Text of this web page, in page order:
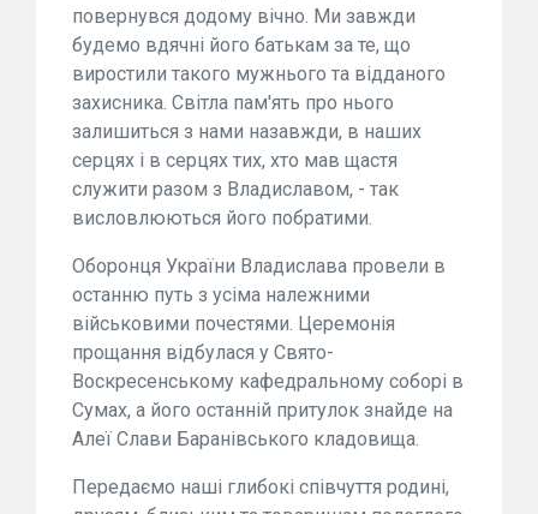
повернувся додому вічно. Ми завжди
будемо вдячні його батькам за те, що
виростили такого мужнього та відданого
захисника. Світла пам'ять про нього
залишиться з нами назавжди, в наших
серцях і в серцях тих, хто мав щастя
служити разом з Владиславом, - так
висловлюються його побратими.
Оборонця України Владислава провели в
останню путь з усіма належними
військовими почестями. Церемонія
прощання відбулася у Свято-
Воскресенському кафедральному соборі в
Сумах, а його останній притулок знайде на
Алеї Слави Баранівського кладовища.
Передаємо наші глибокі співчуття родині,